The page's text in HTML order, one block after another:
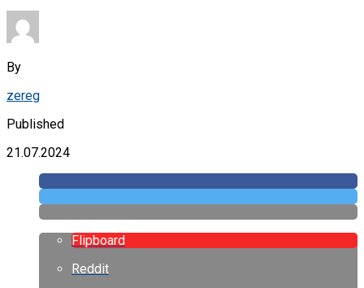
By
zereg
Published
21.07.2024
Flipboard
Reddit